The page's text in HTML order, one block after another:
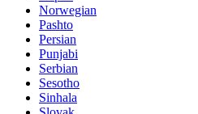
Norwegian
Pashto
Persian
Punjabi
Serbian
Sesotho
Sinhala